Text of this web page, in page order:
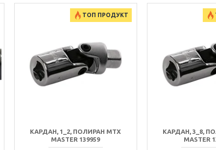
ТОП ПРОДУКТ
КАРДАН, 1_2, ПОЛИРАН MTX
MASTER 139959
КАРДАН, 3_8,
MASTER